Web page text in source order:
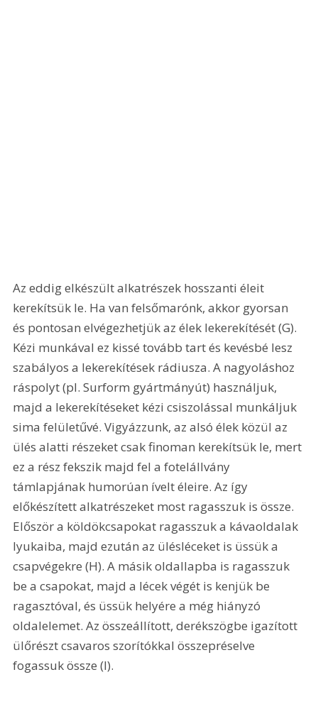
Az eddig elkészült alkatrészek hosszanti éleit
kerekítsük le. Ha van felsőmarónk, akkor gyorsan
és pontosan elvégezhetjük az élek lekerekítését (G).
Kézi munkával ez kissé tovább tart és kevésbé lesz
szabályos a lekerekítések rádiusza. A nagyoláshoz
ráspolyt (pl. Surform gyártmányút) használjuk,
majd a lekerekítéseket kézi csiszolással munkáljuk
sima felületűvé. Vigyázzunk, az alsó élek közül az
ülés alatti részeket csak finoman kerekítsük le, mert
ez a rész fekszik majd fel a fotelállvány
támlapjának humorúan ívelt éleire. Az így
előkészített alkatrészeket most ragasszuk is össze.
Először a köldökcsapokat ragasszuk a kávaoldalak
lyukaiba, majd ezután az ülésléceket is üssük a
csapvégekre (H). A másik oldallapba is ragasszuk
be a csapokat, majd a lécek végét is kenjük be
ragasztóval, és üssük helyére a még hiányzó
oldalelemet. Az összeállított, derékszögbe igazított
ülőrészt csavaros szorítókkal összepréselve
fogassuk össze (I).